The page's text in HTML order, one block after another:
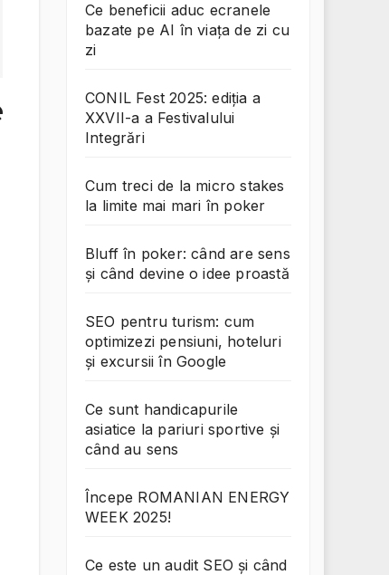
Ce beneficii aduc ecranele
bazate pe AI în viața de zi cu
zi
CONIL Fest 2025: ediția a
XXVII-a a Festivalului
Integrări
Cum treci de la micro stakes
la limite mai mari în poker
Bluff în poker: când are sens
și când devine o idee proastă
SEO pentru turism: cum
optimizezi pensiuni, hoteluri
și excursii în Google
Ce sunt handicapurile
asiatice la pariuri sportive și
când au sens
Începe ROMANIAN ENERGY
WEEK 2025!
Ce este un audit SEO și când